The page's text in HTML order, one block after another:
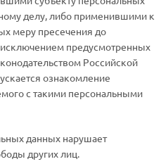
делу, либо применившими к
меру пресечения до
предусмотренных
Российской
ознакомление
с такими персональными
данных нарушает
других лиц.